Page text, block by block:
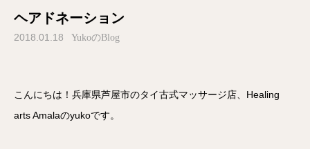
ヘアドネーション
2018.01.18 YukoのBlog
こんにちは！兵庫県芦屋市のタイ古式マッサージ店、Healing
arts Amalaのyukoです。